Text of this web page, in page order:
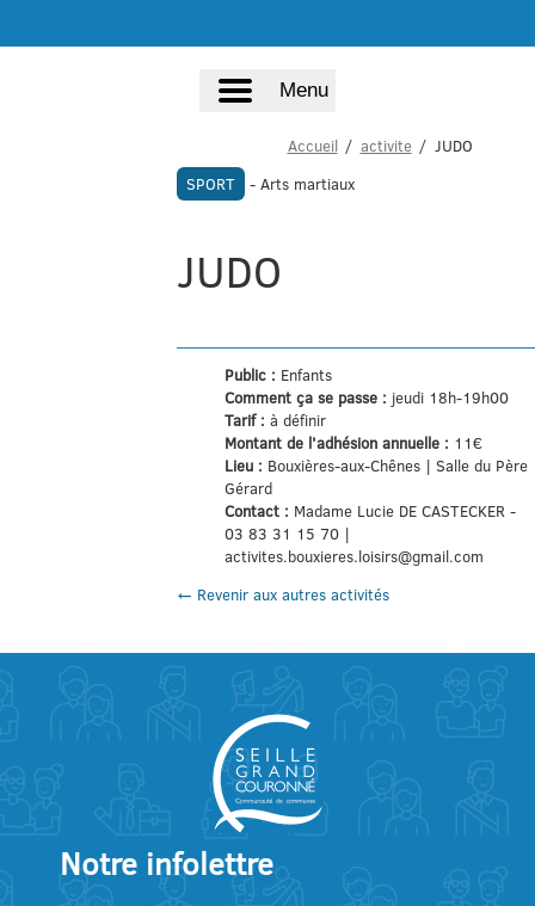
Menu
Accueil activite
JUDO
SPORT
- Arts martiaux
JUDO
Public : Enfants
Comment ça se passe : jeudi 18h-19h00
Tarif :à définir
Montant de l'adhésion annuelle : 11€
Lieu : Bouxières-aux-Chênes | Salle du Père
Gérard
Contact : Madame Lucie DE CASTECKER -
03 83 31 15 70 |
activites.bouxieres.loisirs@gmail.com
← Revenir aux autres activités
Notre infolettre